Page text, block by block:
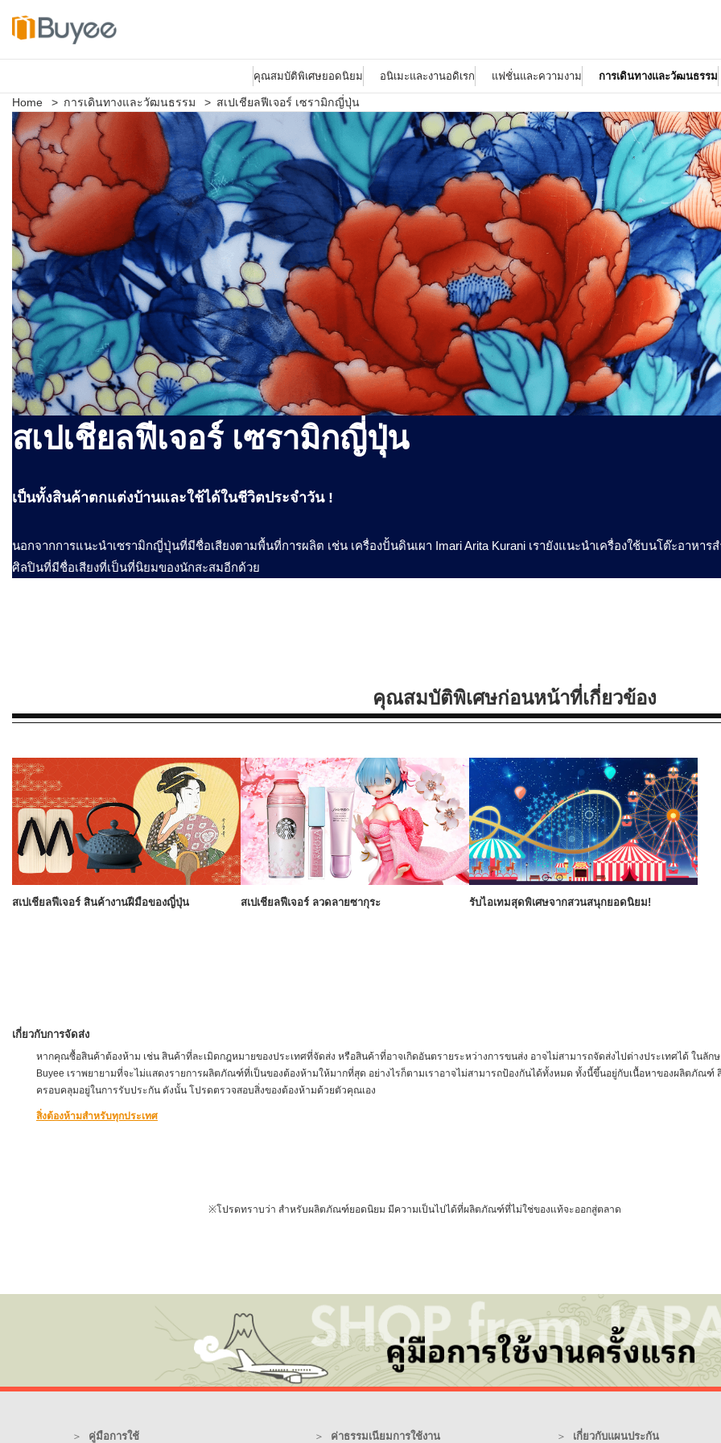
S
k
p
t
o
o
n
e
n
t
คุณสมบัติพิเศษยอดนิยม อนิเมะและงานอดิเรก แฟชั่นและความงาม การเดินทางและวัฒนธรรม
Home > การเดินทางและวัฒนธรรม > สเปเชียลฟีเจอร์ เซรามิกญี่ปุ่น
สเปเชียลฟีเจอร์ เซรามิกญี่ปุ่น
เป็นทั้งสินค้าตกแต่งบ้านและใช้ได้ในชีวิตประจำวัน !
นอกจากการแนะนำเซรามิกญี่ปุ่นที่มีชื่อเสียงตามพื้นที่การผลิต เช่น เครื่องปั้นดินเผา Imari Arita Kurani เรายังแนะนำเครื่องใช้บนโต๊ะอาหา
ศิลปินที่มีชื่อเสียงที่เป็นที่นิยมของนักสะสมอีกด้วย
คุณสมบัติพิเศษก่อนหน้าที่เกี่ยวข้อง
สเปเชียลฟีเจอร์ สินค้างานฝีมือของญี่ปุ่น สเปเชียลฟีเจอร์ ลวดลายซากุระ รับไอเทมสุดพิเศษจากสวนสนุกยอดนิยม!
เกี่ยวกับการจัดส่ง
หากคุณซื้อสินค้าต้องห้าม เช่น สินค้าที่ละเมิดกฎหมายของประเทศที่จัดส่ง หรือสินค้าที่อาจเกิดอันตรายระหว่างการขนส่ง อาจไม่สามารถจัดส่งไปต่างประเทศได้ ในลัก
Buyee เราพยายามที่จะไม่แสดงรายการผลิตภัณฑ์ที่เป็นของต้องห้ามให้มากที่สุด อย่างไรก็ตามเราอาจไม่สามารถป้องกันได้ทั้งหมด ทั้งนี้ขึ้นอยู่กับเนื้อหาของผลิตภัณฑ์
ครอบคลุมอยู่ในการรับประกัน ดังนั้น โปรดตรวจสอบสิ่งของต้องห้ามด้วยตัวคุณเอง
สิ่งต้องห้ามสำหรับทุกประเทศ
※โปรดทราบว่า สำหรับผลิตภัณฑ์ยอดนิยม มีความเป็นไปได้ที่ผลิตภัณฑ์ที่ไม่ใช่ของแท้จะออกสู่ตลาด
คู่มือการใช้ ค่าธรรมเนียมการใช้งาน เกี่ยวกับแผนประกัน